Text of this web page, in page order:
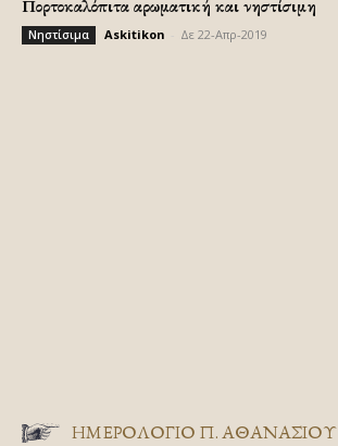
Πορτοκαλόπιτα αρωματική και νηστίσιμη
Νηστίσιμα Askitikon Δε 22-Απρ-2019
ΗΜΕΡΟΛΟΓΙΟ Π. ΑΘΑΝΑΣΙΟΥ